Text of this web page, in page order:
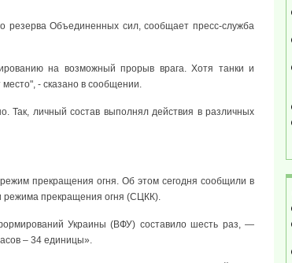
резерва Объединенных сил, сообщает пресс-служба
на возможный прорыв врага. Хотя танки и
- сказано в сообщении.
Так, личный состав выполнял действия в различных
прекращения огня. Об этом сегодня сообщили в
режима прекращения огня (СЦКК).
Украины (ВФУ) составило шесть раз, —
– 34 единицы».